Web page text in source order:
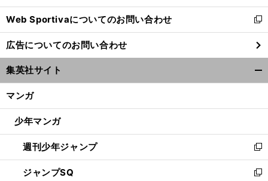
開
く
Web Sportivaについてのお問い合わせ
新
し
い
ウ
ィ
ン
ウ
開
く
広告についてのお問い合わせ
集英社サイト
マンガ
少年マンガ
週刊少年ジャンプ
新
し
い
ジャンプSQ
新